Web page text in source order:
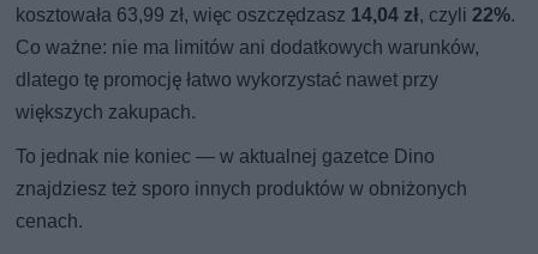
kosztowała 63,99 zł, więc oszczędzasz 14,04 zł, czyli22%.
Co ważne: nie ma limitów ani dodatkowych warunków,
dlatego tę promocję łatwo wykorzystać nawet przy
większych zakupach.
To jednak nie koniec — w aktualnej gazetce Dino
znajdziesz też sporo innych produktów w obniżonych
cenach.